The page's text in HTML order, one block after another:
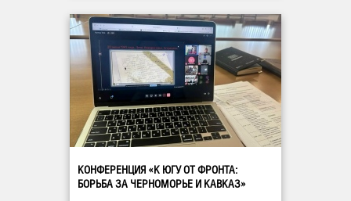
КОНФЕРЕНЦИЯ «К ЮГУ ОТ ФРОНТА:
БОРЬБА ЗА ЧЕРНОМОРЬЕ И КАВКАЗ»